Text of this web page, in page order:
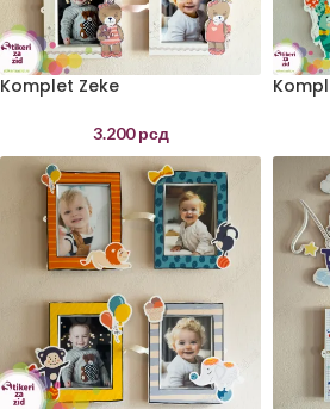
Komplet Zeke
3.200рсд